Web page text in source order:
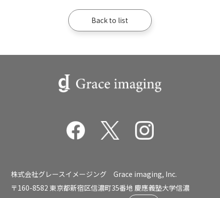
Back to list
株式会社グレースイメージング Grace imaging, Inc.
〒160-8582 東京都新宿区信濃町35番地 慶應義塾大学信濃